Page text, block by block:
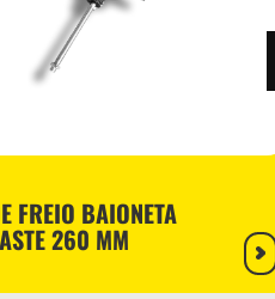
FREIO BAIONETA
260 MM